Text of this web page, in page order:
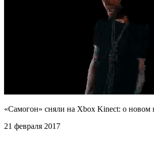
«Самогон» сняли на Xbox Kinect: о
21 февраля 2017